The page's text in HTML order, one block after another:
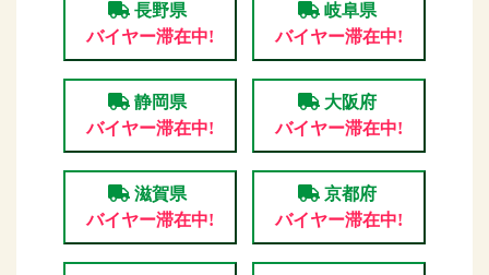
長野県
バイヤー滞在中!
岐阜県
バイヤー滞在中!
静岡県
バイヤー滞在中!
大阪府
バイヤー滞在中!
滋賀県
バイヤー滞在中!
京都府
バイヤー滞在中!